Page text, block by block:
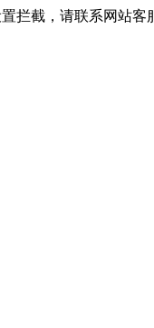
拦截，请联系网站客